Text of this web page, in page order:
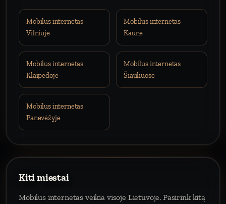
Mobilus internetas
Vilniuje
Mobilus internetas
Kaune
Mobilus internetas
Klaipėdoje
Mobilus internetas
Šiauliuose
Mobilus internetas
Panevėžyje
Kiti miestai
Mobilus internetas veikia visoje Lietuvoje. Pasirink kitą